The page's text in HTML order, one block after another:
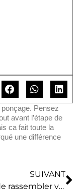
Pensez
avant l’étape de
ca fait toute la
une différence
SUIVANT
Envie de rassembler vos collaborateurs autour d’une activité ludique et créative ?